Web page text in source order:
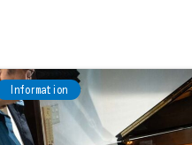
Information